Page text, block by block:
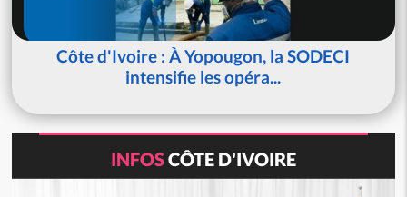
Côte d'Ivoire : À Yopougon, la SODECI
intensifie les opéra...
INFOSCÔTE D'IVOIRE